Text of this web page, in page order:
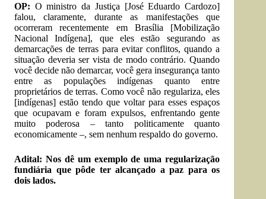
OP: O ministro da Justiça [José Eduardo Cardozo]
falou, claramente, durante as manifestações que
ocorreram recentemente em Brasília [Mobilização
Nacional Indígena], que eles estão segurando as
demarcações de terras para evitar conflitos, quando a
situação deveria ser vista de modo contrário. Quando
você decide não demarcar, você gera insegurança tanto
entre as populações indígenas quanto entre
proprietários de terras. Como você não regulariza, eles
[indígenas] estão tendo que voltar para esses espaços
que ocupavam e foram expulsos, enfrentando gente
muito poderosa – tanto politicamente quanto
economicamente –, sem nenhum respaldo do governo.
Adital: Nos dê um exemplo de uma regularização
fundiária que pôde ter alcançado a paz para os
dois lados.